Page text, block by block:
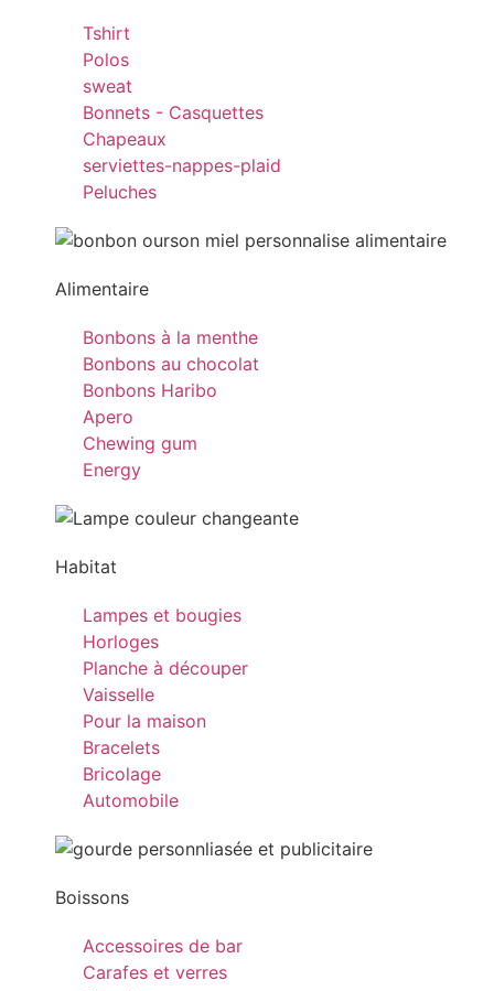
Tshirt
Polos
sweat
Bonnets - Casquettes
Chapeaux
serviettes-nappes-plaid
Peluches
Alimentaire
Bonbons à la menthe
Bonbons au chocolat
Bonbons Haribo
Apero
Chewing gum
Energy
Habitat
Lampes et bougies
Horloges
Planche à découper
Vaisselle
Pour la maison
Bracelets
Bricolage
Automobile
Boissons
Accessoires de bar
Carafes et verres